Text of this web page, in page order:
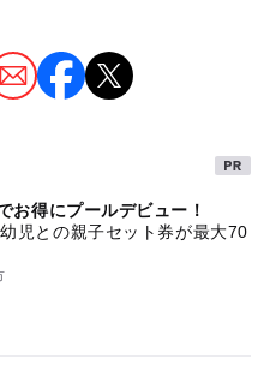
すので、開始時刻に遅れない
料は不要です。ただし、ライ
をご見学の場合、別途共通入
、感染対策を徹底した上で、
たします。​
しては、厚生労働省のホーム
賜りますようお願い申し上げ
・学び体験
知多 ものづくり
お得にプールデビュー！
幼児との親子セット券が最大70